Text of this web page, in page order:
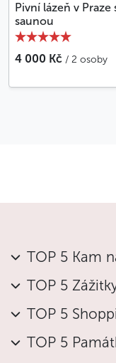
Pivní lázeň v
saunou
4 000 Kč / 2 osoby
TOP 5 Kam
TOP 5
TOP 5
TOP 5